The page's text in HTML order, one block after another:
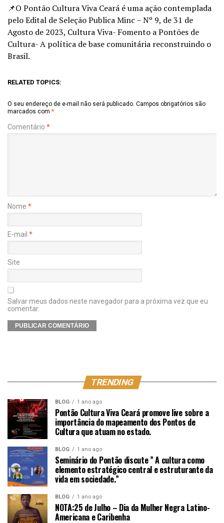
📌O Pontão Cultura Viva Ceará é uma ação contemplada
pelo Edital de Seleção Publica Minc – Nº 9, de 31 de
Agosto de 2023, Cultura Viva- Fomento a Pontões de
Cultura- A política de base comunitária reconstruindo o
Brasil.
RELATED TOPICS:
O seu endereço de e-mail não será publicado. Campos obrigatórios são
marcados com *
Comentário *
Nome *
E-mail *
Site
Salvar meus dados neste navegador para a próxima vez que eu
comentar.
TRENDING
BLOG 1 ano ago
Pontão Cultura Viva Ceará promove live sobre a
importância do mapeamento dos Pontos de
Cultura que atuam no estado.
BLOG 1 ano ago
Seminário do Pontão discute ” A cultura como
elemento estratégico central e estruturante da
vida em sociedade.”
BLOG 1 ano ago
NOTA:25 de Julho – Dia da Mulher Negra Latino-
Americana e Caribenha